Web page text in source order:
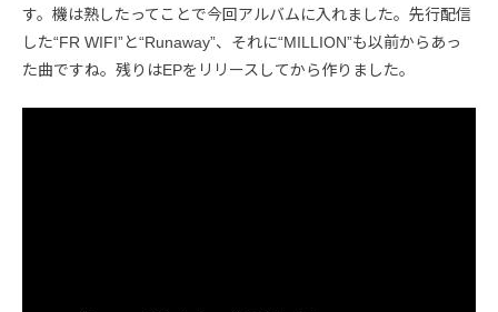
す。機は熟したってことで今回アルバムに入れました。先行配信
した“FR WIFI”と“Runaway”、それに“MILLION”も以前からあっ
た曲ですね。残りはEPをリリースしてから作りました。